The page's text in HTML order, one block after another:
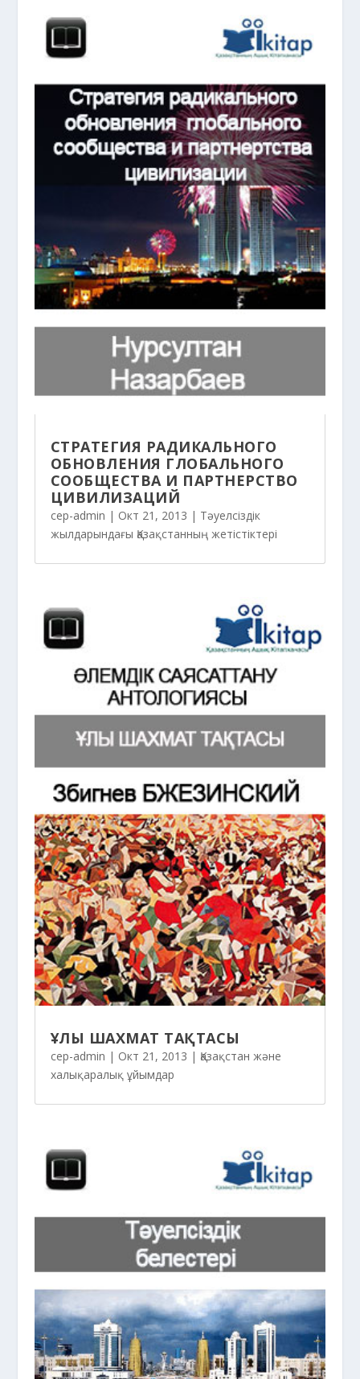
СТРАТЕГИЯ РАДИКАЛЬНОГО
ОБНОВЛЕНИЯ ГЛОБАЛЬНОГО
СООБЩЕСТВА И ПАРТНЕРСТВО
ЦИВИЛИЗАЦИЙ
cep-admin | Окт 21, 2013 | Тәуелсіздік
жылдарындағы Қазақстанның жетістіктері
ҰЛЫ ШАХМАТ ТАҚТАСЫ
cep-admin | Окт 21, 2013 | Қазақстан және
халықаралық ұйымдар